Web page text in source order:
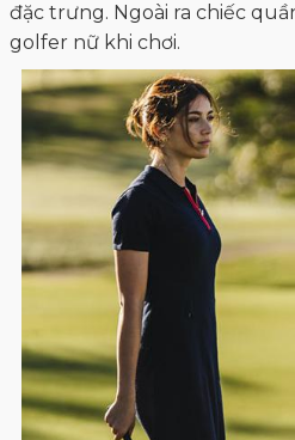
đặc trưng. Ngoài ra chiếc
golfer nữ khi chơi.